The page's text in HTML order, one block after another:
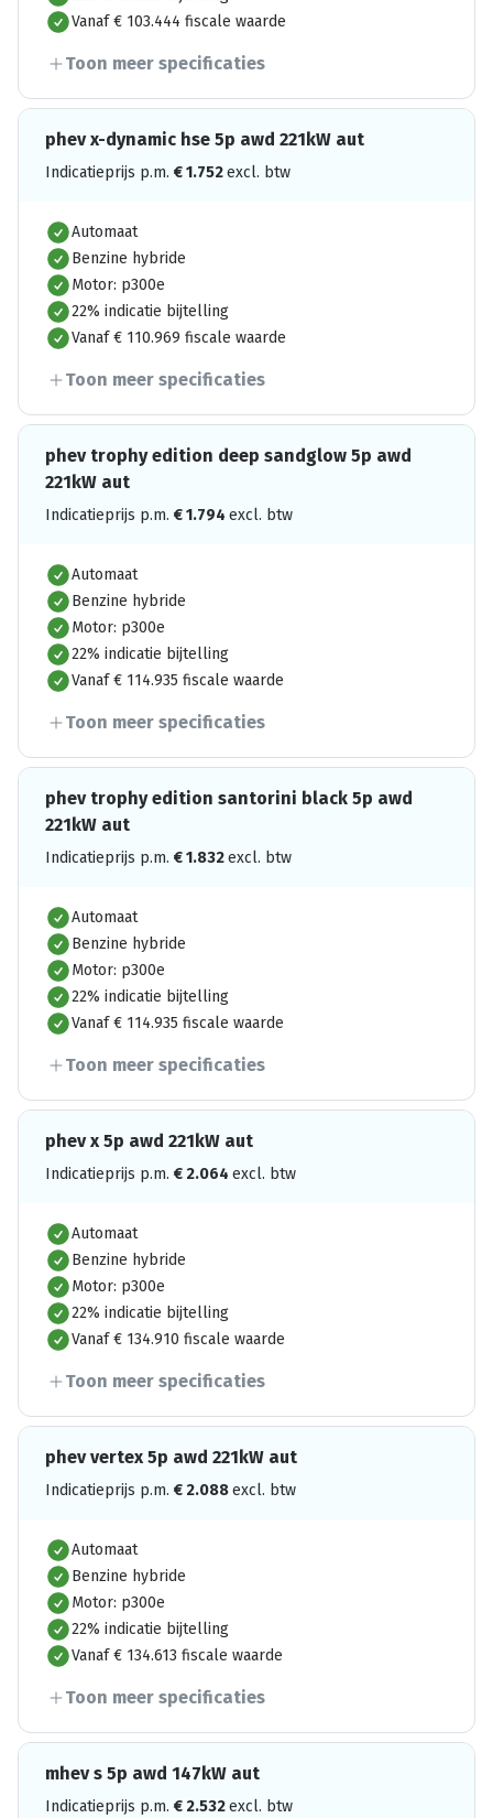
Vanaf € 103.444 fiscale waarde
Toon meer specificaties
phev x-dynamic hse 5p awd 221kW aut
Indicatieprijs p.m. €1.752excl. btw
Automaat
Benzine hybride
Motor: p300e
22% indicatie bijtelling
Vanaf € 110.969 fiscale waarde
Toon meer specificaties
phev trophy edition deep sandglow 5p awd
221kW aut
Indicatieprijs p.m. €1.794 excl. btw
Automaat
Benzine hybride
Motor: p300e
22% indicatie bijtelling
Vanaf € 114.935 fiscale waarde
Toon meer specificaties
phev trophy edition santorini black 5p awd
221kW aut
Indicatieprijs p.m. €1.832excl. btw
Automaat
Benzine hybride
Motor: p300e
22% indicatie bijtelling
Vanaf € 114.935 fiscale waarde
Toon meer specificaties
phev x 5p awd 221kW aut
Indicatieprijs p.m. € 2.064 excl. btw
Automaat
Benzine hybride
Motor: p300e
22% indicatie bijtelling
Vanaf € 134.910 fiscale waarde
Toon meer specificaties
phev vertex 5p awd 221kW aut
Indicatieprijs p.m. € 2.088excl. btw
Automaat
Benzine hybride
Motor: p300e
22% indicatie bijtelling
Vanaf € 134.613 fiscale waarde
Toon meer specificaties
mhev s 5p awd 147kW aut
Indicatieprijs p.m. € 2.532excl. btw